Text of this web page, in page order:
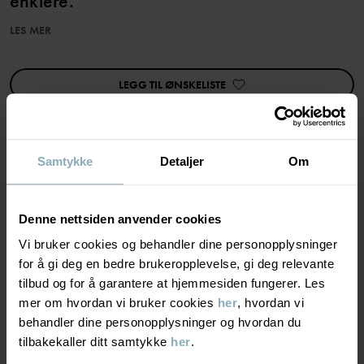
Samtykke Detaljer Om
Denne nettsiden anvender cookies
Vi bruker cookies og behandler dine personopplysninger
for å gi deg en bedre brukeropplevelse, gi deg relevante
tilbud og for å garantere at hjemmesiden fungerer. Les
mer om hvordan vi bruker cookies her, hvordan vi
behandler dine personopplysninger og hvordan du
tilbakekaller ditt samtykke her.
• Ekstra myke, flate sømmer
• YKK-trykknapper
Varenummer:60602940
Fabrikk:MTK ŞUBE - TYH ULUSLARARASI TEKSTİL
Les mer
LES MER
LEGG TIL ØNSKELISTE
MATERIALE & PLEIERÅD
Materiale
95% Cotton Organic
5% Elastane
BÆREKRAFT
LEVERING OG RETUR
Levering & retur